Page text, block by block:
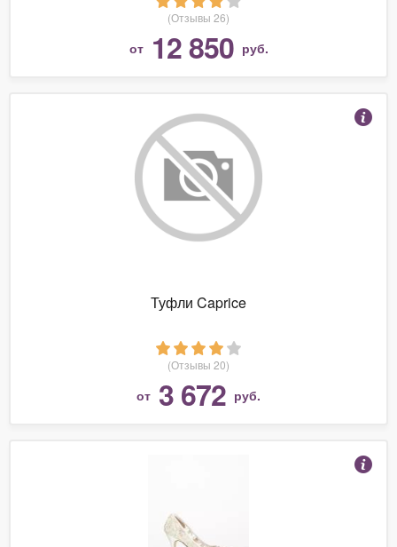
(Отзывы 26)
от 12 850 руб.
Туфли Caprice
(Отзывы 20)
от 3 672 руб.